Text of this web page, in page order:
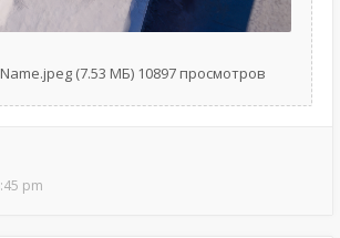
(7.53 МБ) 10897 просмотров
pm